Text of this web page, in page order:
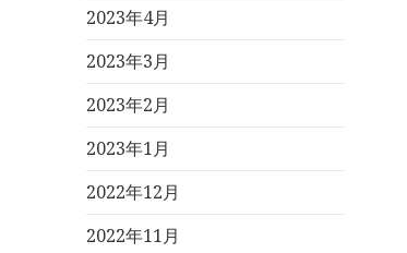
2023年4月
2023年3月
2023年2月
2023年1月
2022年12月
2022年11月